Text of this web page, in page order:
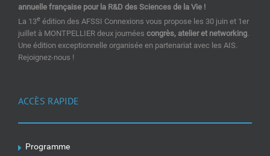
annuelle française pour la R&D des Sciences de la Vie !
La 13e édition des AFSSI Connexions vous propose les 30 juin et 1er
juillet à MONTPELLIER deux journées congrès, atelier et networking.
Une édition exceptionnelle organisée en partenariat avec les AIS.
Rejoignez-nous !
ACCÈS RAPIDE
Programme